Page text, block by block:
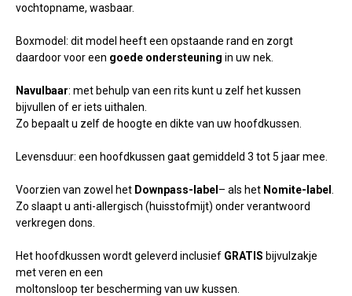
vochtopname, wasbaar.
Boxmodel: dit model heeft een opstaande rand en zorgt
daardoor voor een goede ondersteuning in uw nek.
Navulbaar: met behulp van een rits kunt u zelf het kussen
bijvullen of er iets uithalen.
Zo bepaalt u zelf de hoogte en dikte van uw hoofdkussen.
Levensduur: een hoofdkussen gaat gemiddeld 3 tot 5 jaar mee.
Voorzien van zowel het Downpass-label – als het Nomite-label
Zo slaapt u anti-allergisch (huisstofmijt) onder verantwoord
verkregen dons.
Het hoofdkussen wordt geleverd inclusief GRATIS bijvulzakje
met veren en een
moltonsloop ter bescherming van uw kussen.